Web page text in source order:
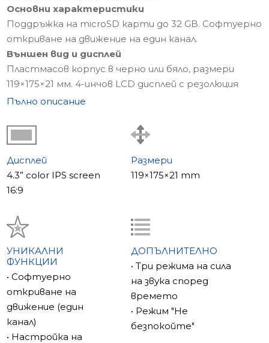
Основни характеристики
Поддръжка на microSD карти до 32 GB. Софтуерно
откриване на движение на един канал.
Външен вид и дисплей
Пластмасов корпус в черно или бяло, размери
119×175×21 мм. 4-инчов LCD дисплей с резолюция
480×272 пиксела.
Пълно описание
Дисплей
4.3” color IPS screen
16:9
Размери
119×175×21 mm
УНИКАЛНИ
ФУНКЦИИ
• Софтуерно
откриване на
движение (един
канал)
• Настройка на
ДОПЪЛНИТЕЛНО
• Три режима на сила
на звука според
времето
• Режим "Не
безпокойте"